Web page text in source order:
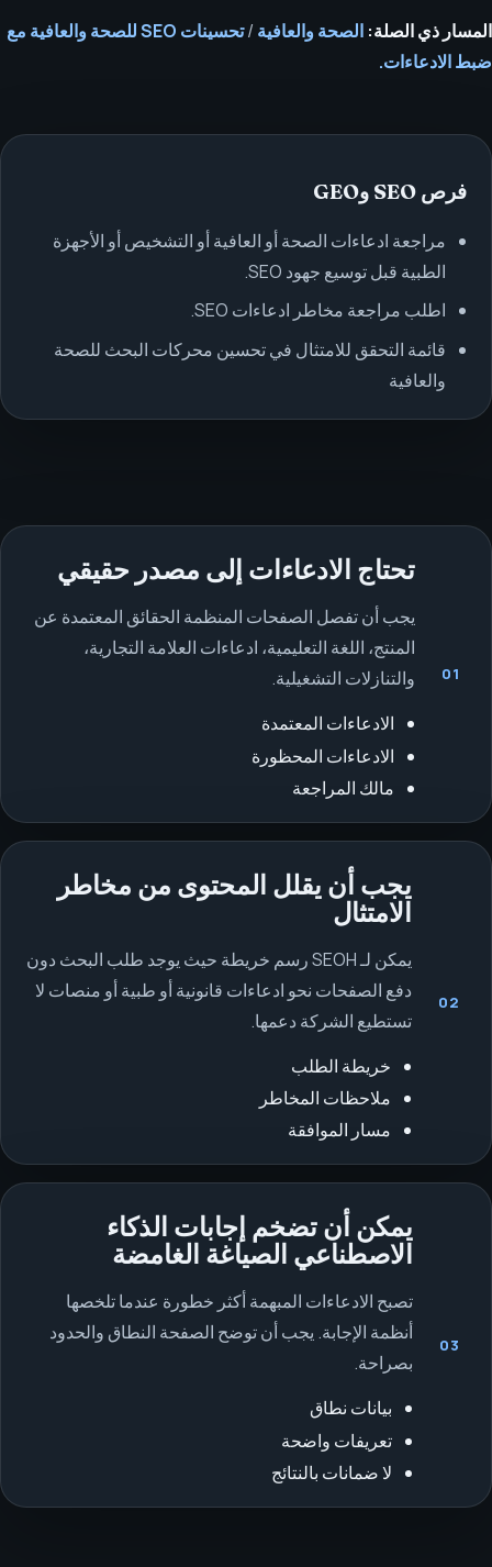
المسار ذي الصلة: الصحة والعافية /
تحسينات SEO للصحة والعافية مع
ضبط الادعاءات.
فرص SEO وGEO
مراجعة ادعاءات الصحة أو العافية أو التشخيص أو الأجهزة
الطبية قبل توسيع جهود SEO.
اطلب مراجعة مخاطر ادعاءات SEO.
قائمة التحقق للامتثال في تحسين محركات البحث للصحة
والعافية
01
تحتاج الادعاءات إلى مصدر حقيقي
يجب أن تفصل الصفحات المنظمة الحقائق المعتمدة عن
المنتج، اللغة التعليمية، ادعاءات العلامة التجارية،
والتنازلات التشغيلية.
الادعاءات المعتمدة
الادعاءات المحظورة
مالك المراجعة
02
يجب أن يقلل المحتوى من مخاطر
الامتثال
يمكن لـ SEOH رسم خريطة حيث يوجد طلب البحث دون
دفع الصفحات نحو ادعاءات قانونية أو طبية أو منصات لا
تستطيع الشركة دعمها.
خريطة الطلب
ملاحظات المخاطر
مسار الموافقة
03
يمكن أن تضخم إجابات الذكاء
الاصطناعي الصياغة الغامضة
تصبح الادعاءات المبهمة أكثر خطورة عندما تلخصها
أنظمة الإجابة. يجب أن توضح الصفحة النطاق والحدود
بصراحة.
بيانات نطاق
تعريفات واضحة
لا ضمانات بالنتائج